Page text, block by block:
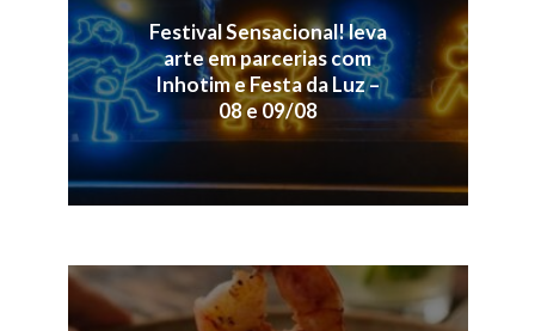
Festival Sensacional! leva
arte em parcerias com
Inhotim e Festa da Luz –
08 e 09/08